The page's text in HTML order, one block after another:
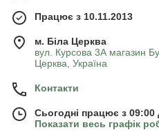
Працює з 10.11.2013
м. Біла Церква
вул. Курсова 3А магазин
Церква, Україна
Контакти
Сьогодні працює з 09:00
Показати весь графік